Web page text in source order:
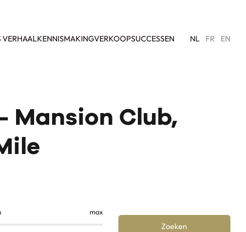
VERHAALKENNISMAKINGVERKOOPSUCCESSEN NL FR EN
Mansion Club,
max
Zoeken